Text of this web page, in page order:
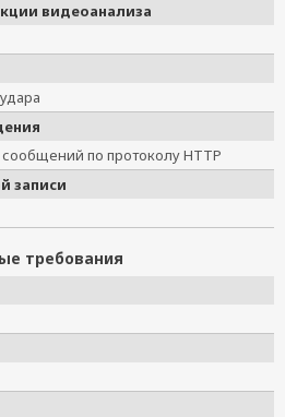
видеоанализа
по протоколу HTTP
записи
требования